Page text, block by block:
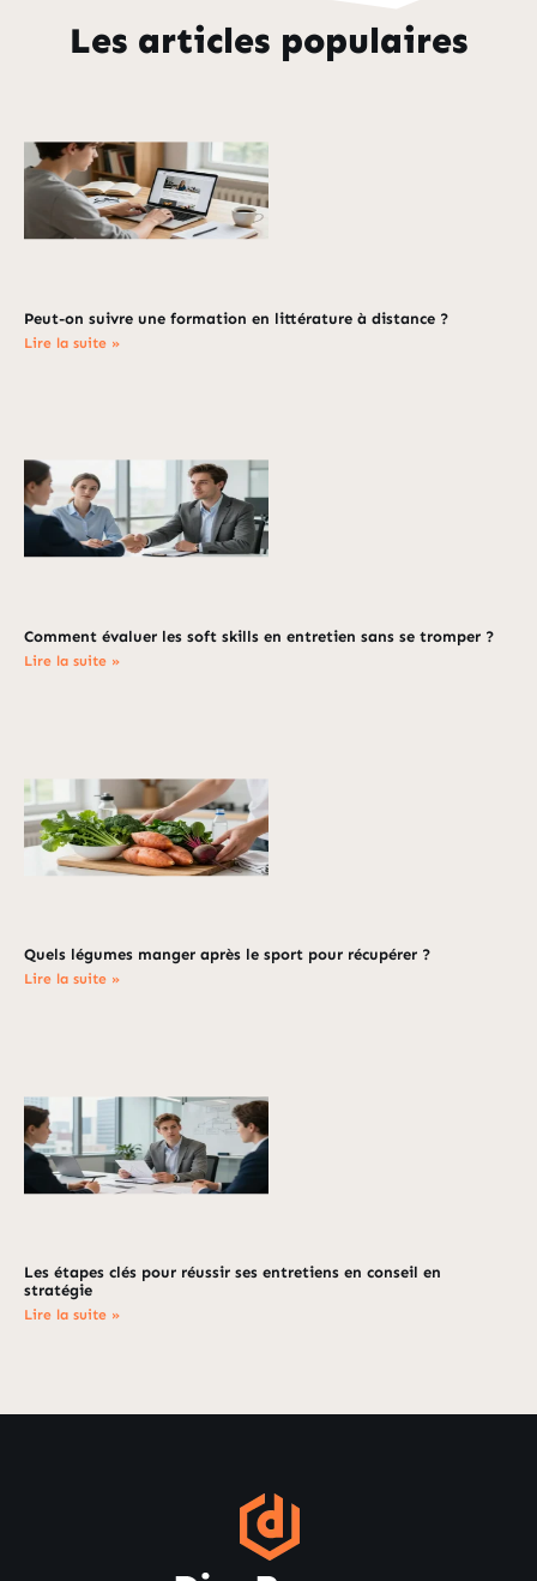
Les articles populaires
Peut-on suivre une formation en littérature à distance ?
Lire la suite »
Comment évaluer les soft skills en entretien sans se tromper ?
Lire la suite »
Quels légumes manger après le sport pour récupérer ?
Lire la suite »
Les étapes clés pour réussir ses entretiens en conseil en
stratégie
Lire la suite »